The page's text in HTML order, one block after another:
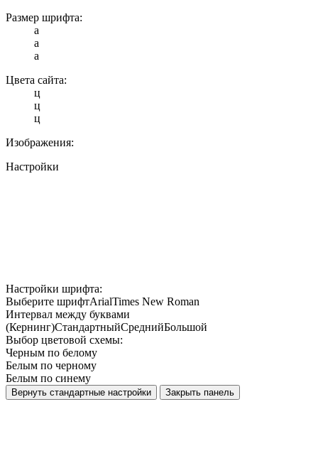
Размер шрифта:
a
a
a
Цвета сайта:
ц
ц
ц
Изображения:
Настройки
Настройки шрифта:
Выберите шрифтArialTimes New Roman
Интервал между буквами
(Кернинг)СтандартныйСреднийБольшой
Выбор цветовой схемы:
Черным по белому
Белым по черному
Белым по синему
Вернуть стандартные настройки Закрыть панель